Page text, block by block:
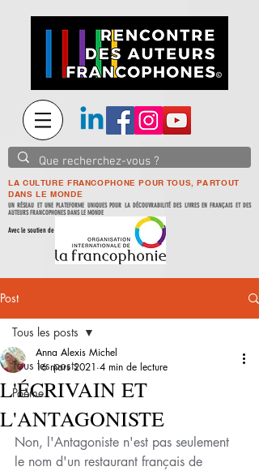
LA CULTURE FRANCOPHONE POUR TOUS, PARTOUT
DANS LE MONDE
UN RÉSEAU ET UNE PLATEFORME UNIQUES POUR LA DÉCOUVRABILITÉ DES LIVRES EN FRANÇAIS ET DES
AUTEURS FRANCOPHONES DANS LE MONDE
Avec le soutien de
Post
Tous les posts
Poème
Tous les posts
L'ÉCRIVAIN ET
L'ANTAGONISTE
Anna Alexis Michel
16 mars 2021 4 min de lecture
Non, l'Antagoniste n'est pas seulement
le nom d'un restaurant français de